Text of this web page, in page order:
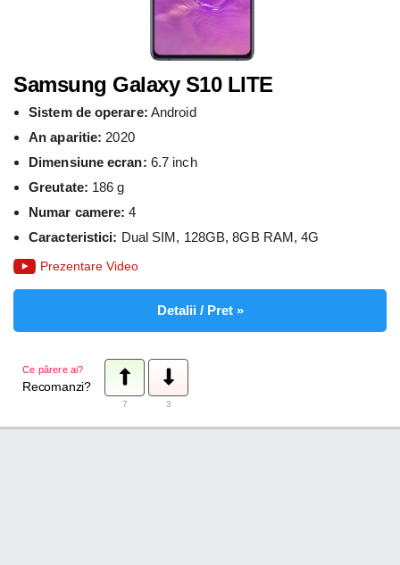
Samsung Galaxy S10 LITE
Sistem de operare: Android
An aparitie: 2020
Dimensiune ecran: 6.7 inch
Greutate: 186 g
Numar camere: 4
Caracteristici: Dual SIM, 128GB, 8GB RAM, 4G
Prezentare Video
Detalii / Pret »
Ce părere ai?
Recomanzi?
7 3